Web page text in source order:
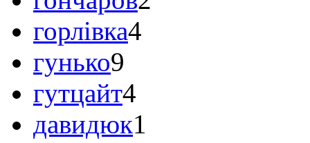
горлівка4
гунько9
гутцайт4
давидюк1